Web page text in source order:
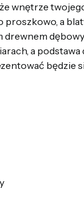
wnętrze
a
a
będzie